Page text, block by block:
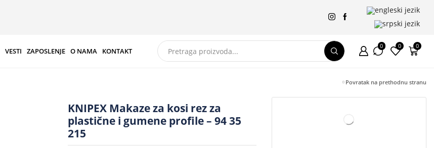
VESTI ZAPOSLENJE O NAMA KONTAKT
0 0 0
Povratak na prethodnu stranu
KNIPEX Makaze za kosi rez za
plastične i gumene profile – 94 35
215